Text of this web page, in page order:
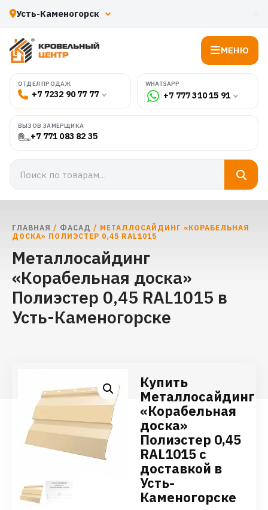
МЕНЮ
ОТДЕЛ ПРОДАЖ
+7 7232 90 77 77
WHATSAPP
+7 777 310 15 91
ВЫЗОВ ЗАМЕРЩИКА
+7 771 083 82 35
ГЛАВНАЯ / ФАСАД / МЕТАЛЛОСАЙДИНГ «КОРАБЕЛЬНАЯ
ДОСКА» ПОЛИЭСТЕР 0,45 RAL1015
Металлосайдинг
«Корабельная доска»
Полиэстер 0,45 RAL1015 в
Усть-Каменогорске
Купить
Металлосайдинг
«Корабельная
доска»
Полиэстер 0,45
RAL1015 с
доставкой в
Усть-
Каменогорске